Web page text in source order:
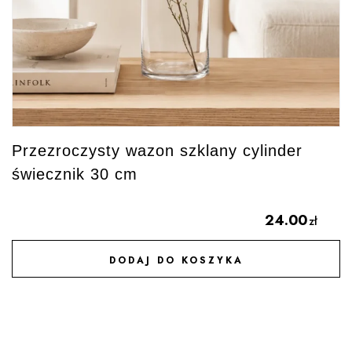
Przezroczysty wazon szklany cylinder
świecznik 30 cm
24.00zł
DODAJ DO KOSZYKA
DODAJ DO ULUBIONYCH